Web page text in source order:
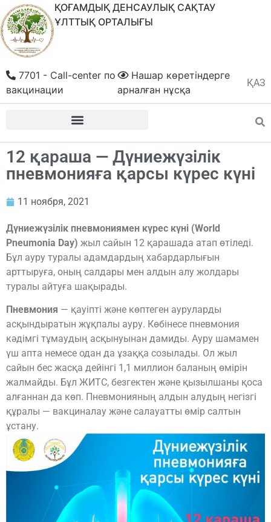
ҚОҒАМДЫҚ ДЕНСАУЛЫҚ САҚТАУ
ҰЛТТЫҚ ОРТАЛЫҒЫ
ҚАЗ
РУС
Нашар көретіндерге
арналған нұсқа
7701 - Call-center по
вакцинации
12 қараша — Дүниежүзілік
пневмонияға қарсы күрес күні
11 ноября, 2021
Дүниежүзілік пневмониямен күрес күні (World
Pneumonia Day) жыл сайын 12 қарашада атап өтіледі.
Бұл ауру туралы адамдардың хабардарлығын
арттыруға, оның салдары мен алдын алу жолдары
туралы айтуға шақырады.
Пневмония — қауіпті және көптеген ауруларды
асқындыратын жұқпалы ауру. Көбінесе пневмония
кәдімгі тұмаудың асқынуынан дамиды. Ауру шамамен
үш апта немесе одан да ұзаққа созылады. Ол жыл
сайын бес жасқа дейінгі 1,1 миллион баланың өмірін
жалмайды. Бұл ЖИТС, безгектен және қызылшаны қоса
алғаннан да көп. Пневмонияның алдын алудың негізгі
құралы — вакциналау және салауатты өмір салтын
ұстану.